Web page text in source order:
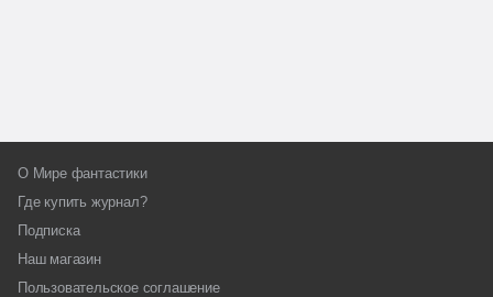
О Мире фантастики
Где купить журнал?
Подписка
Наш магазин
Пользовательское соглашение